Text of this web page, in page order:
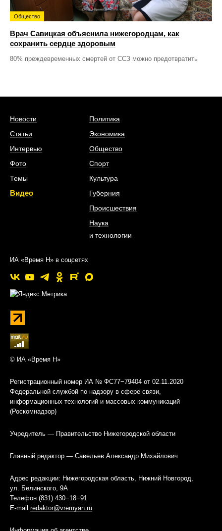
Общество
Врач Савицкая объяснила нижегородцам, как
сохранить сердце здоровым
80% преждевременных смертей от ССЗ можно предотвратить
Новости
Статьи
Интервью
Фото
Темы
Видео
Политика
Экономика
Общество
Спорт
Культура
Губерния
Происшествия
Наука
и технологии
ИА «Время Н» в соцсетях
© ИА «Время Н»
Регистрационный номер ИА № ФС77−79404 от 02.11.2020
Федеральной службой по надзору в сфере связи,
информационных технологий и массовых коммуникаций
(Роскомнадзор)
Учредитель — Правительство Нижегородской области
Главный редактор — Савельев Александр Михайлович
Адрес редакции: Нижегородская область, Нижний Новгород,
ул. Белинского, 9А
Телефон (831) 430−18−91
E-mail redaktor@vremyan.ru